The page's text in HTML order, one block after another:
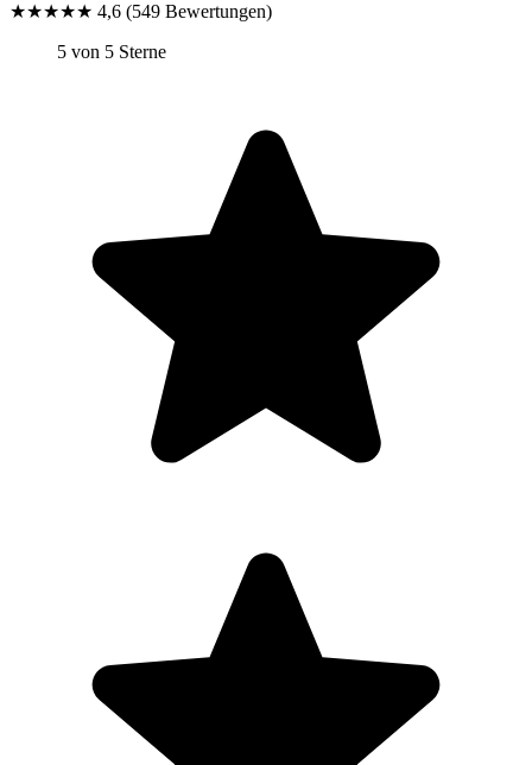
★★★★★ 4,6 (549 Bewertungen)
5 von 5 Sterne